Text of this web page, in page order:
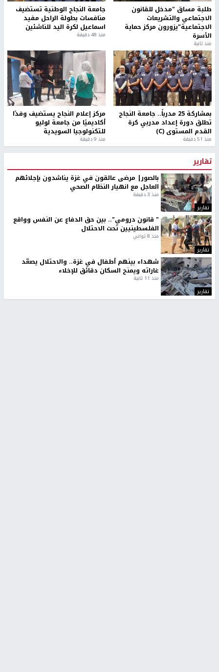
طلبة مساق "مدخل للقانون
الاجتماعي والتشريعات
الاجتماعية"يزورون مركز حماية
الأسرة
منذ ثانية
جامعة النجاح الوطنية تستضيف
منافسات بطولة الراحل مفيد
اسماعيل لكرة اليد للناشئين
منذ 48 دقيقة
بمشاركة 25 مدرباً.. جامعة النجاح
تطلق دورة إعداد مدربي كرة
القدم المستوى (C)
منذ 51 دقيقة
مركز إعلام النجاح يستضيف وفدًا
أكاديميًا من جامعة لوليو
للتكنولوجيا السويدية
منذ 9 دقيقة
تقارير
تقارير
بالصور| مرضى عالقون في غزة يناشدون بإجلائهم
العاجل مع انهيار النظام الصحي
منذ 3 دقيقة
تقارير
" قانون درومي".. بين حق الدفاع عن النفس وواقع
الفلسطينيين تحت الاحتلال
منذ 8 ثواني
تقارير
شهداء بينهم أطفال في غزة.. والاحتلال يصعّد
غاراته ويمنح السكان دقائق للإخلاء
منذ 11 ثانية